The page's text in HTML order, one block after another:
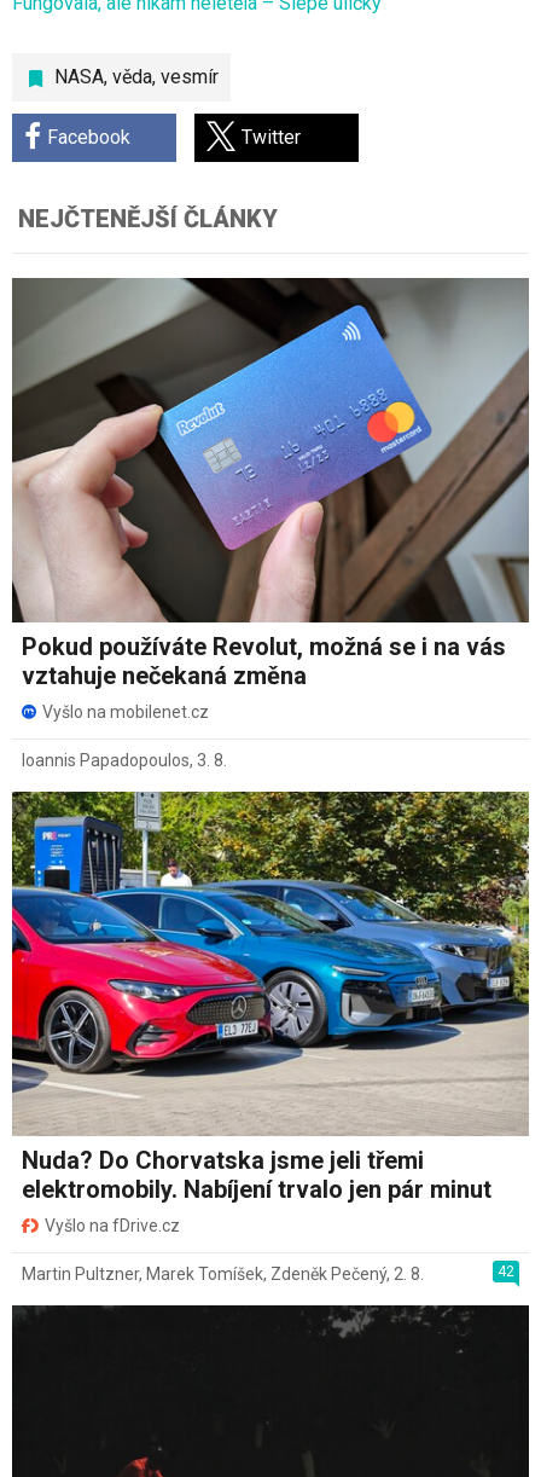
NASA, věda, vesmír
Facebook Twitter
NEJČTENĚJŠÍ ČLÁNKY
Pokud používáte Revolut, možná se i na vás
vztahuje nečekaná změna
Vyšlo na mobilenet.cz
Ioannis Papadopoulos, 3. 8.
Nuda? Do Chorvatska jsme jeli třemi
elektromobily. Nabíjení trvalo jen pár minut
Vyšlo na fDrive.cz
42
Martin Pultzner, Marek Tomíšek, Zdeněk Pečený, 2. 8.